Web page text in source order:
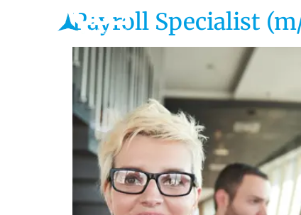
Payroll Specialist